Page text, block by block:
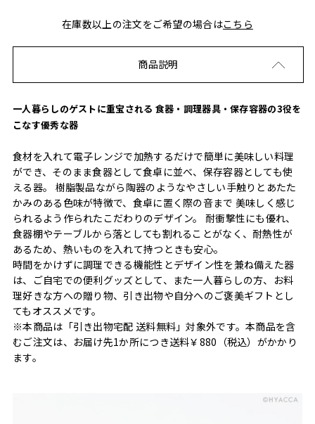
在庫数以上の注文をご希望の場合はこちら
商品説明
一人暮らしのゲストに重宝される 食器・調理器具・保存容器の3役を
こなす優秀な器
食材を入れて電子レンジで加熱するだけで簡単に美味しい料理
ができ、そのまま食器として食卓に並べ、保存容器としても使
える器。 樹脂製品ながら陶器のようなやさしい手触りとあたた
かみのある色味が特徴で、食卓に置く際の音まで 美味しく感じ
られるよう作られたこだわりのデザイン。 耐衝撃性にも優れ、
食器棚やテーブルから落としても割れることがなく、耐熱性が
あるため、熱いものを入れて持つときも安心。
時間をかけずに調理できる機能性とデザイン性を兼ね備えた器
は、ご自宅での便利グッズとして、また一人暮らしの方、お料
理好きな方への贈り物、引き出物や自分へのご褒美ギフトとし
てもオススメです。
※本商品は「引き出物宅配 送料無料」対象外です。本商品を含
むご注文は、お届け先1か所につき送料￥880（税込）がかかり
ます。